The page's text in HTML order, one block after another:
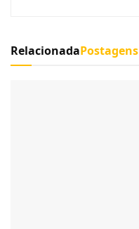
RelacionadaPostagens